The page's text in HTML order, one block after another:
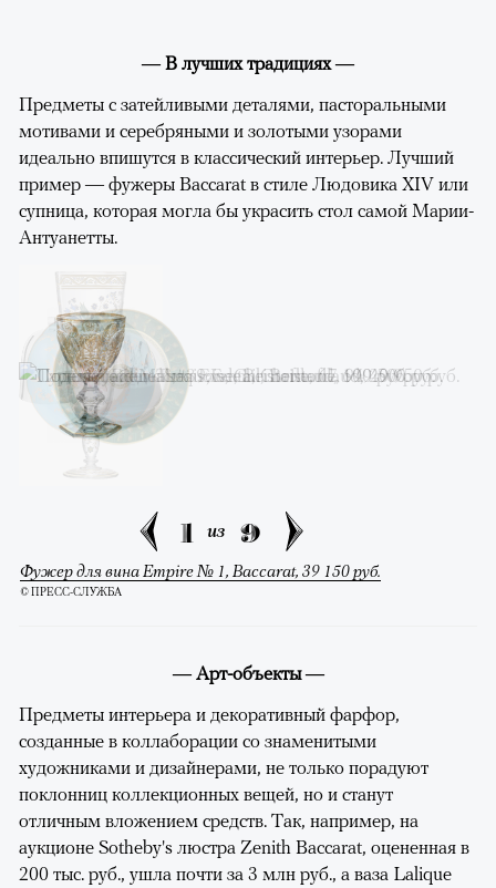
— В лучших традициях —
Предметы с затейливыми деталями, пасторальными
мотивами и серебряными и золотыми узорами
идеально впишутся в классический интерьер. Лучший
пример — фужеры Baccarat в стиле Людовика XIV или
супница, которая могла бы украсить стол самой Марии-
Антуанетты.
1 из 9
Фужер для вина Empire № 1, Baccarat, 39 150 руб.
© ПРЕСС-СЛУЖБА
— Арт-объекты —
Предметы интерьера и декоративный фарфор,
созданные в коллаборации со знаменитыми
художниками и дизайнерами, не только порадуют
поклонниц коллекционных вещей, но и станут
отличным вложением средств. Так, например, на
аукционе Sotheby's люстра Zenith Baccarat, оцененная в
200 тыс. руб., ушла почти за 3 млн руб., а ваза Lalique